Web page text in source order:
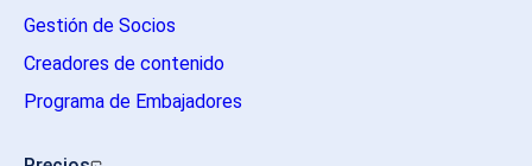
Gestión de Socios
Creadores de contenido
Programa de Embajadores